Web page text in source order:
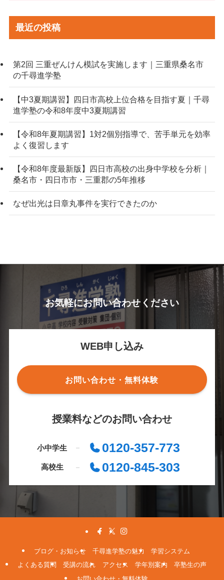
最近の投稿
第2回 三重ぜんけん模試を実施します｜三重県桑名市
の千尋進学塾
【中3夏期講習】四日市高校上位合格を目指す夏｜千尋
進学塾の令和8年度中3夏期講習
【令和8年夏期講習】1対2個別指導で、苦手単元を効率
よく復習します
【令和8年度最新版】四日市高校の出身中学校を分析｜
桑名市・四日市市・三重郡の5年推移
なぜ出光は日章丸事件を実行できたのか
お気軽にお問い合わせください
WEB申し込み
お問い合わせ・無料体験
授業料などのお問い合わせ
小中学生 0120-357-773
高校生 0120-845-303
ブログ・お知らせ 千尋進学塾の魅力
学習システム
よくある質問
受講の流れ アクセス 学年別案内
卒塾生の声